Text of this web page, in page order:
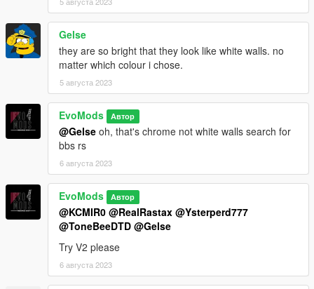
Gelse
they are so bright that they look like white walls. no
matter which colour i chose.
5 августа 2023
EvoMods Автор
@Gelse oh, that's chrome not white walls search for
bbs rs
6 августа 2023
EvoMods Автор
@KCMIR0 @RealRastax @Ysterperd777
@ToneBeeDTD @Gelse
Try V2 please
6 августа 2023